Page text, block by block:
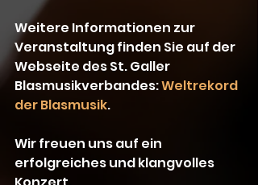
Weitere Informationen zur
Veranstaltung finden Sie auf der
Webseite des St. Galler
Blasmusikverbandes: Weltrekord
der Blasmusik.
Wir freuen uns auf ein
erfolgreiches und klangvolles